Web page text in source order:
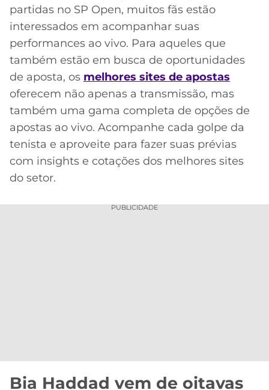
partidas no SP Open, muitos fãs estão
interessados em acompanhar suas
performances ao vivo. Para aqueles que
também estão em busca de oportunidades
de aposta, os melhores sites de apostas
oferecem não apenas a transmissão, mas
também uma gama completa de opções de
apostas ao vivo. Acompanhe cada golpe da
tenista e aproveite para fazer suas prévias
com insights e cotações dos melhores sites
do setor.
PUBLICIDADE
Bia Haddad vem de oitavas